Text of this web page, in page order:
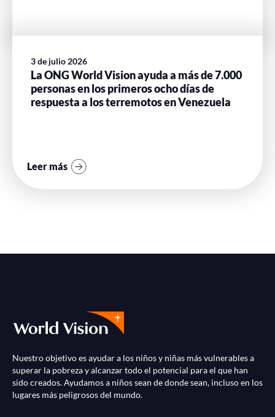
3 de julio 2026
La ONG World Vision ayuda a más de 7.000
personas en los primeros ocho días de
respuesta a los terremotos en Venezuela
Leer más
Nuestro objetivo es ayudar a los niños y niñas más vulnerables a
superar la pobreza y alcanzar todo el potencial para el que han
sido creados. Ayudamos a niños sean de donde sean, incluso en los
lugares más peligrosos del mundo.